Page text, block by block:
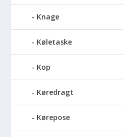
Knage
Køletaske
Kop
Køredragt
Kørepose